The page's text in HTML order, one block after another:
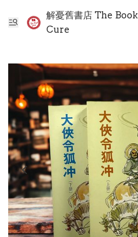
解憂舊書店 The Book
Cure